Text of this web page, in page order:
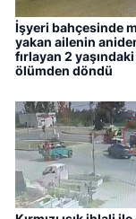
İşyeri bahçesinde
yakan ailenin
fırlayan 2
ölümden döndü